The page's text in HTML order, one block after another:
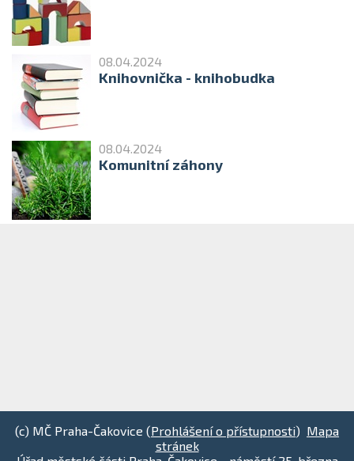
08.04.2024
Knihovnička - knihobudka
08.04.2024
Komunitní záhony
(c) MČ Praha-Čakovice (Prohlášení o přístupnosti) Mapa
stránek